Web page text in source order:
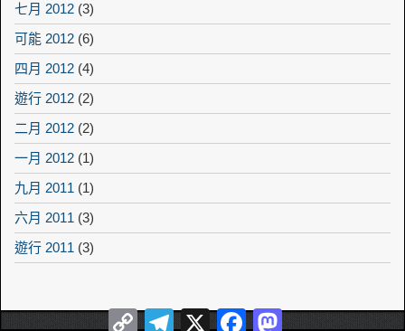
七月 2012 (3)
可能 2012 (6)
四月 2012 (4)
遊行 2012 (2)
二月 2012 (2)
一月 2012 (1)
九月 2011 (1)
六月 2011 (3)
遊行 2011 (3)
Copy Telegram
X FacebookMastodon